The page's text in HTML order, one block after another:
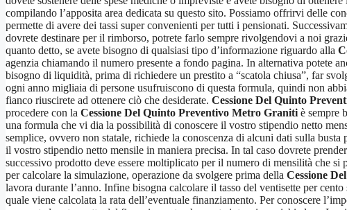
compilando l’apposita area dedicata su questo sito. Possiamo offrirvi delle
permette di avere dei tassi super convenienti per tutti i pensionati.
dovrete destinare per il rimborso, potrete farlo sempre rivolgendovi a noi
quanto detto, se avete bisogno di qualsiasi tipo d’informazione riguardo alla
agenzia chiamando il numero presente a fondo pagina. In alternativa potete
bisogno di liquidità, prima di richiedere un prestito a “scatola chiusa”, far
ogni anno migliaia di persone usufruiscono di questa formula, quindi non
fianco riuscirete ad ottenere ciò che desiderate. Cessione Del Quinto
procedere con la Cessione Del Quinto Preventivo Metro Graniti è sempre
una formula che vi dia la possibilità di conoscere il vostro stipendio netto
semplice, ovvero non statale, richiede la conoscenza di alcuni dati sulla
il vostro stipendio netto mensile in maniera precisa. In tal caso dovrete
successivo prodotto deve essere moltiplicato per il numero di mensilità che
per calcolare la simulazione, operazione da svolgere prima della Cessione
lavora durante l’anno. Infine bisogna calcolare il tasso del ventisette per
quale viene calcolata la rata dell’eventuale finanziamento. Per conoscere